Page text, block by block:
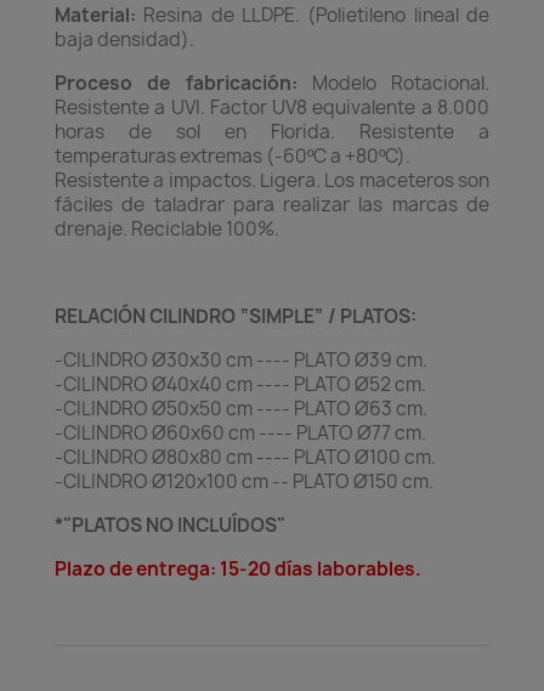
Material: Resina de LLDPE. (Polietileno lineal de
baja densidad).
Proceso de fabricación: Modelo Rotacional.
Resistente a UVI. Factor UV8 equivalente a 8.000
horas de sol en Florida. Resistente a
temperaturas extremas (-60ºC a +80ºC).
Resistente a impactos. Ligera. Los maceteros son
fáciles de taladrar para realizar las marcas de
drenaje. Reciclable 100%.
RELACIÓN CILINDRO “SIMPLE” / PLATOS:
-CILINDRO Ø30x30 cm ---- PLATO Ø39 cm.
-CILINDRO Ø40x40 cm ---- PLATO Ø52 cm.
-CILINDRO Ø50x50 cm ---- PLATO Ø63 cm.
-CILINDRO Ø60x60 cm ---- PLATO Ø77 cm.
-CILINDRO Ø80x80 cm ---- PLATO Ø100 cm.
-CILINDRO Ø120x100 cm -- PLATO Ø150 cm.
*"PLATOS NO INCLUÍDOS"
Plazo de entrega: 15-20 días laborables.